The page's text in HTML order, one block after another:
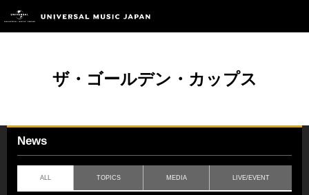
ザ・ゴールデン・カップス
News
ALL TOPICS MEDIA LIVE/EVENT